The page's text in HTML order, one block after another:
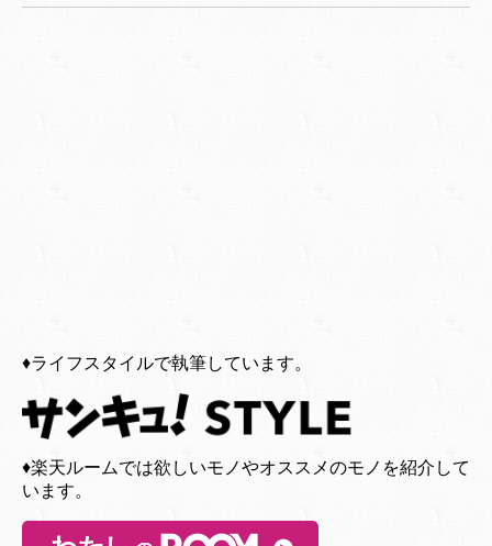
♦︎ライフスタイルで執筆しています。
♦︎楽天ルームでは欲しいモノやオススメのモノを紹介して
います。